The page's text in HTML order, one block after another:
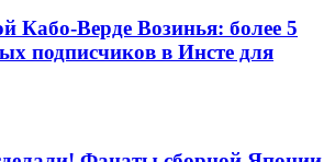
Кабо-Верде Возинья: более 5
подписчиков в Инсте для